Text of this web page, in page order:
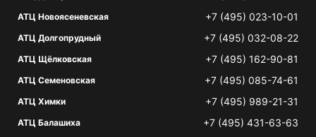
АТЦ Новоясеневская +7 (495) 023-10-01
АТЦ Долгопрудный +7 (495) 032-08-22
АТЦ Щёлковская +7 (495) 162-90-81
АТЦ Семеновская +7 (495) 085-74-61
АТЦ Химки +7 (495) 989-21-31
АТЦ Балашиха +7 (495) 431-63-63